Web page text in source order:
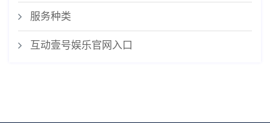
服务种类
互动壹号娱乐官网入口